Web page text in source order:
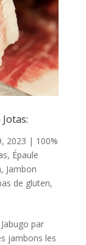
2023 | 100%
, Épaule
, Jambon
de gluten,
par
jambons les